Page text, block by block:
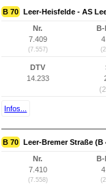
B 70 Leer-Heisfelde - AS
Nr.
7.409
(7.557)
DTV
14.233
Infos...
B 70 Leer-Bremer Straße (B
Nr.
7.410
(7.558)